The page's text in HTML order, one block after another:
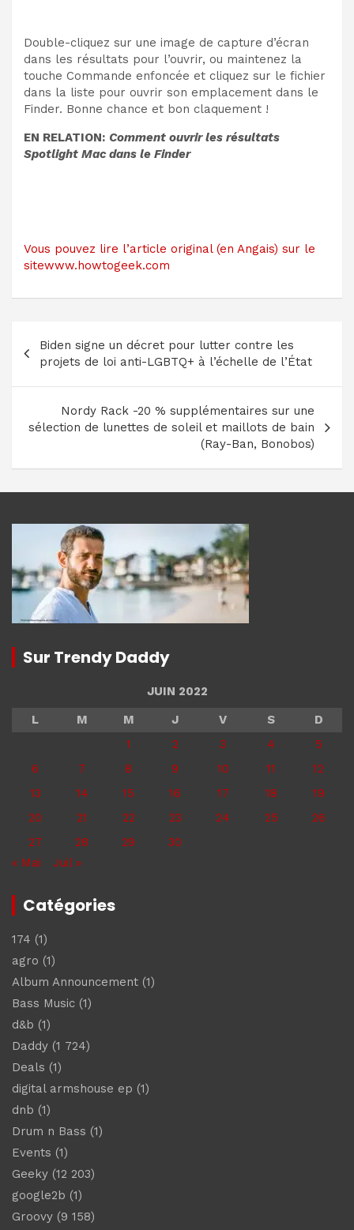
Double-cliquez sur une image de capture d’écran
dans les résultats pour l’ouvrir, ou maintenez la
touche Commande enfoncée et cliquez sur le fichier
dans la liste pour ouvrir son emplacement dans le
Finder. Bonne chance et bon claquement !
EN RELATION: Comment ouvrir les résultats
Spotlight Mac dans le Finder
Vous pouvez lire l’article original (en Angais) sur le
sitewww.howtogeek.com
Navigation
de
l’article
Biden signe un décret pour lutter contre les
projets de loi anti-LGBTQ+ à l’échelle de l’État
Nordy Rack -20 % supplémentaires sur une
sélection de lunettes de soleil et maillots de bain
(Ray-Ban, Bonobos)
Sur Trendy Daddy
JUIN 2022
L
M M J V S
D
1
2 3 4
5
6
7 8 9 10 11
12
13
14 15 16 17 18
19
20
21 22 23 24 25
26
27
28 29
30
« Mai
Juil »
Catégories
174 (1)
agro (1)
Album Announcement (1)
Bass Music (1)
d&b (1)
Daddy (1 724)
Deals (1)
digital armshouse ep (1)
dnb (1)
Drum n Bass (1)
Events (1)
Geeky (12 203)
google2b (1)
Groovy (9 158)